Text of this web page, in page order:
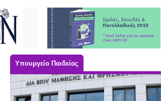
Υπουργείο Παιδείας